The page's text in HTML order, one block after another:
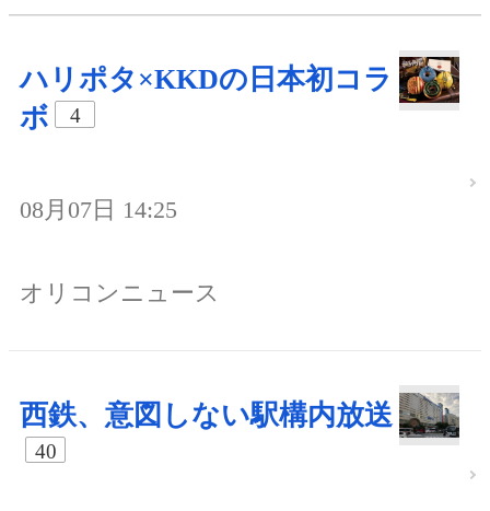
ハリポタ×KKDの日本初コラ
ボ
4
08月07日 14:25
オリコンニュース
西鉄、意図しない駅構内放送
40